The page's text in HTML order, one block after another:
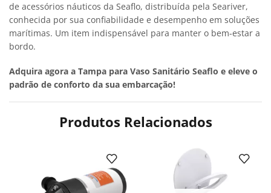
de acessórios náuticos da Seaflo, distribuída pela Seariver,
conhecida por sua confiabilidade e desempenho em soluções
marítimas. Um item indispensável para manter o bem-estar a
bordo.
Adquira agora a Tampa para Vaso Sanitário Seaflo e eleve o
padrão de conforto da sua embarcação!
Produtos Relacionados